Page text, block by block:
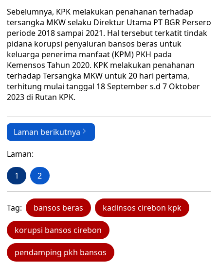
Sebelumnya, KPK melakukan penahanan terhadap
tersangka MKW selaku Direktur Utama PT BGR Persero
periode 2018 sampai 2021. Hal tersebut terkatit tindak
pidana korupsi penyaluran bansos beras untuk
keluarga penerima manfaat (KPM) PKH pada
Kemensos Tahun 2020. KPK melakukan penahanan
terhadap Tersangka MKW untuk 20 hari pertama,
terhitung mulai tanggal 18 September s.d 7 Oktober
2023 di Rutan KPK.
Laman berikutnya
Laman:
1 2
Tag: bansos beras kadinsos cirebon kpk
korupsi bansos cirebon
pendamping pkh bansos